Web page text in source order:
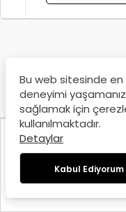
© Copyright
Bu web sitesinde en
deneyimi
sağlamak için
kullanılmaktadır.
Detaylar
Kabul Ediyorum